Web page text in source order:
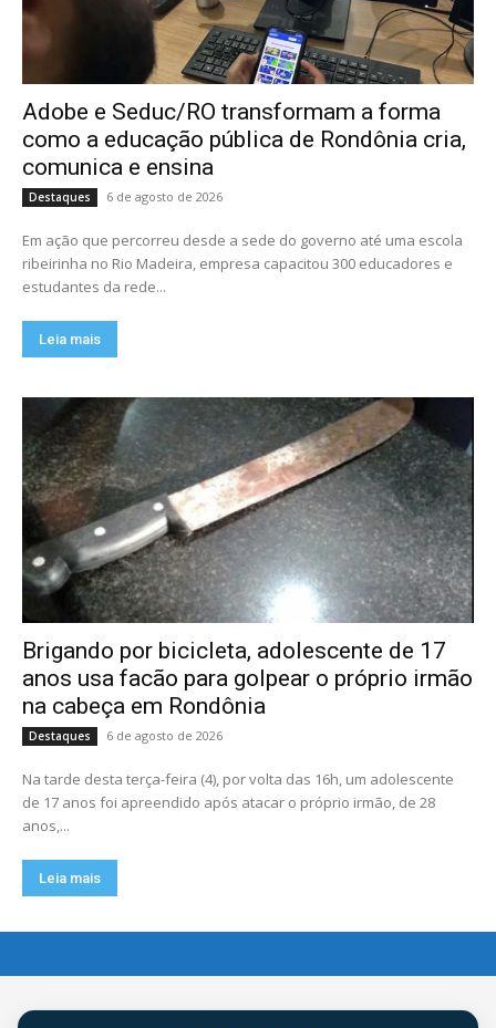
Adobe e Seduc/RO transformam a forma
como a educação pública de Rondônia cria,
comunica e ensina
Destaques 6 de agosto de 2026
Em ação que percorreu desde a sede do governo até uma escola
ribeirinha no Rio Madeira, empresa capacitou 300 educadores e
estudantes da rede...
Leia mais
Brigando por bicicleta, adolescente de 17
anos usa facão para golpear o próprio irmão
na cabeça em Rondônia
Destaques 6 de agosto de 2026
Na tarde desta terça-feira (4), por volta das 16h, um adolescente
de 17 anos foi apreendido após atacar o próprio irmão, de 28
anos,...
Leia mais